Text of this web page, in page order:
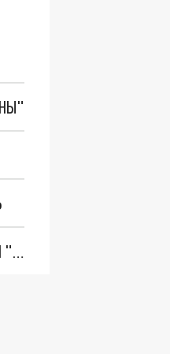
В ЧЕЛЯБИНСКОЙ ОБЛАСТИ ЖИТЕЛЯМ ПРЕДЛОЖИЛИ ТРИ НОВЫХ СПОСОБА УЧАСТИЯ В АКЦИИ "БЕССМЕРТНЫЙ ПОЛК"